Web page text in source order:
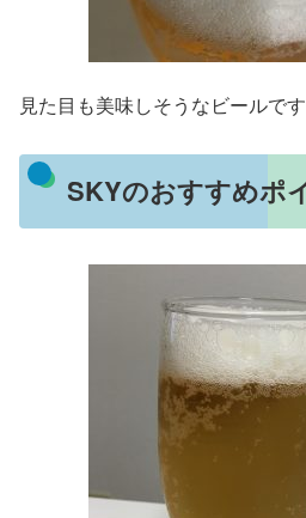
見た目も美味しそうなビールです
SKYのおすすめポ